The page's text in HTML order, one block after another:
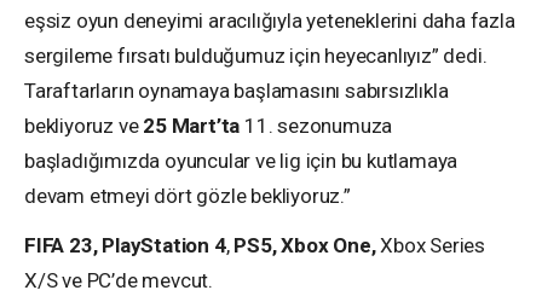
eşsiz oyun deneyimi aracılığıyla yeteneklerini daha fazla
sergileme fırsatı bulduğumuz için heyecanlıyız” dedi.
Taraftarların oynamaya başlamasını sabırsızlıkla
bekliyoruz ve 25 Mart’ta 11. sezonumuza
başladığımızda oyuncular ve lig için bu kutlamaya
devam etmeyi dört gözle bekliyoruz.”
FIFA 23, PlayStation 4, PS5, Xbox One,Xbox Series
X/S ve PC’de mevcut.